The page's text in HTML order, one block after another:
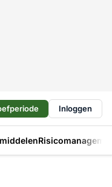
Inloggen